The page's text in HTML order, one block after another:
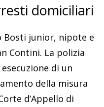
domiciliari
Bosti junior, nipote e
Contini. La polizia
di un
della misura
d’Appello di